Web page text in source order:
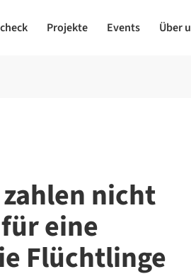
Projekte Events Über
nicht
eine
Flüchtlinge